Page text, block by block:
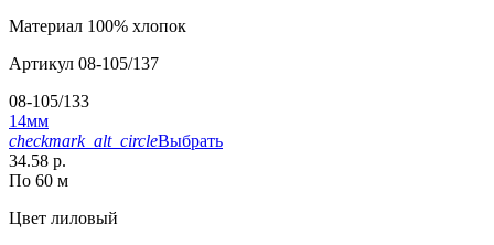
Материал 100% хлопок
Артикул 08-105/137
08-105/133
14мм
checkmark_alt_circleВыбрать
34.58 р.
По 60 м
Цвет лиловый